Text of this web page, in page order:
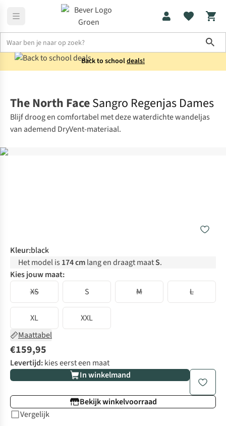
Back to schooldeals!
The North FaceSangro Regenjas Dames
Blijf droog en comfortabel met deze waterdichte wandeljas
van ademend DryVent-materiaal.
Kleur:black
Het model is 174 cmlang en draagt maatS.
Kies jouw maat:
XS
S M L
XL
XXL
Maattabel
€159,95
Levertijd:kies eerst een maat
In winkelmand
Bekijk winkelvoorraad
Vergelijk